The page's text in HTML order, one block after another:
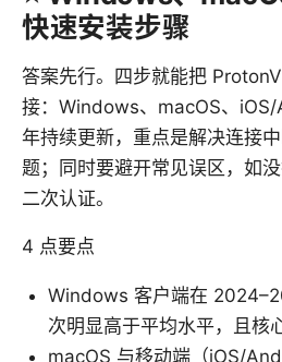
快速安装步骤
答案先行。四步就能把
接：Windows、macOS、
年持续更新，重点是解决连接
题；同时要避开常见误区，如
二次认证。
4 点要点
Windows 客户端在
次明显高于平均水平，且核
macOS 与移动端（iOS/